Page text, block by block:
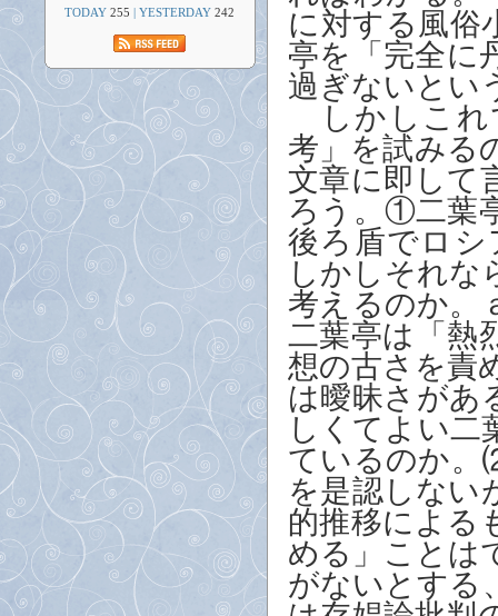
に対する風俗
亭を「完全に
過ぎないとい
しかしこれ
考」を試みる
文章に即して
ろう。①二葉
後ろ盾でロ
しかしそれな
考えるのか。
二葉亭は「熱
想の古さを責
は曖昧さがあ
しくてよい二
ているのか。
を是認しない
的推移による
める」ことは
がないとする
TODAY 255 | YESTERDAY 242